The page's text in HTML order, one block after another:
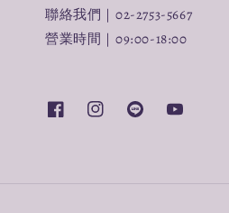
聯絡我們｜02-2753-5667
營業時間｜09:00-18:00